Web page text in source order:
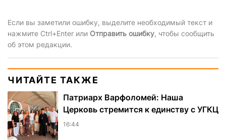
Если вы заметили ошибку, выделите необходимый текст и
нажмите Ctrl+Enter или Отправить ошибку, чтобы сообщить
об этом редакции.
ЧИТАЙТЕ ТАКЖЕ
Патриарх Варфоломей: Наша
Церковь стремится к единству с УГКЦ
16:44